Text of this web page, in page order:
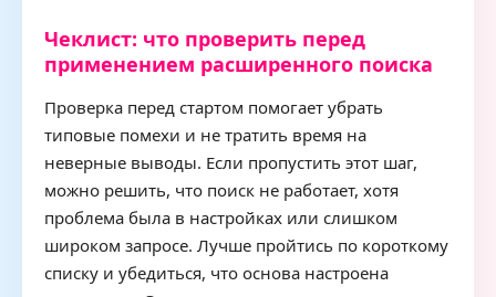
Чеклист: что проверить перед
применением расширенного поиска
Проверка перед стартом помогает убрать
типовые помехи и не тратить время на
неверные выводы. Если пропустить этот шаг,
можно решить, что поиск не работает, хотя
проблема была в настройках или слишком
широком запросе. Лучше пройтись по короткому
списку и убедиться, что основа настроена